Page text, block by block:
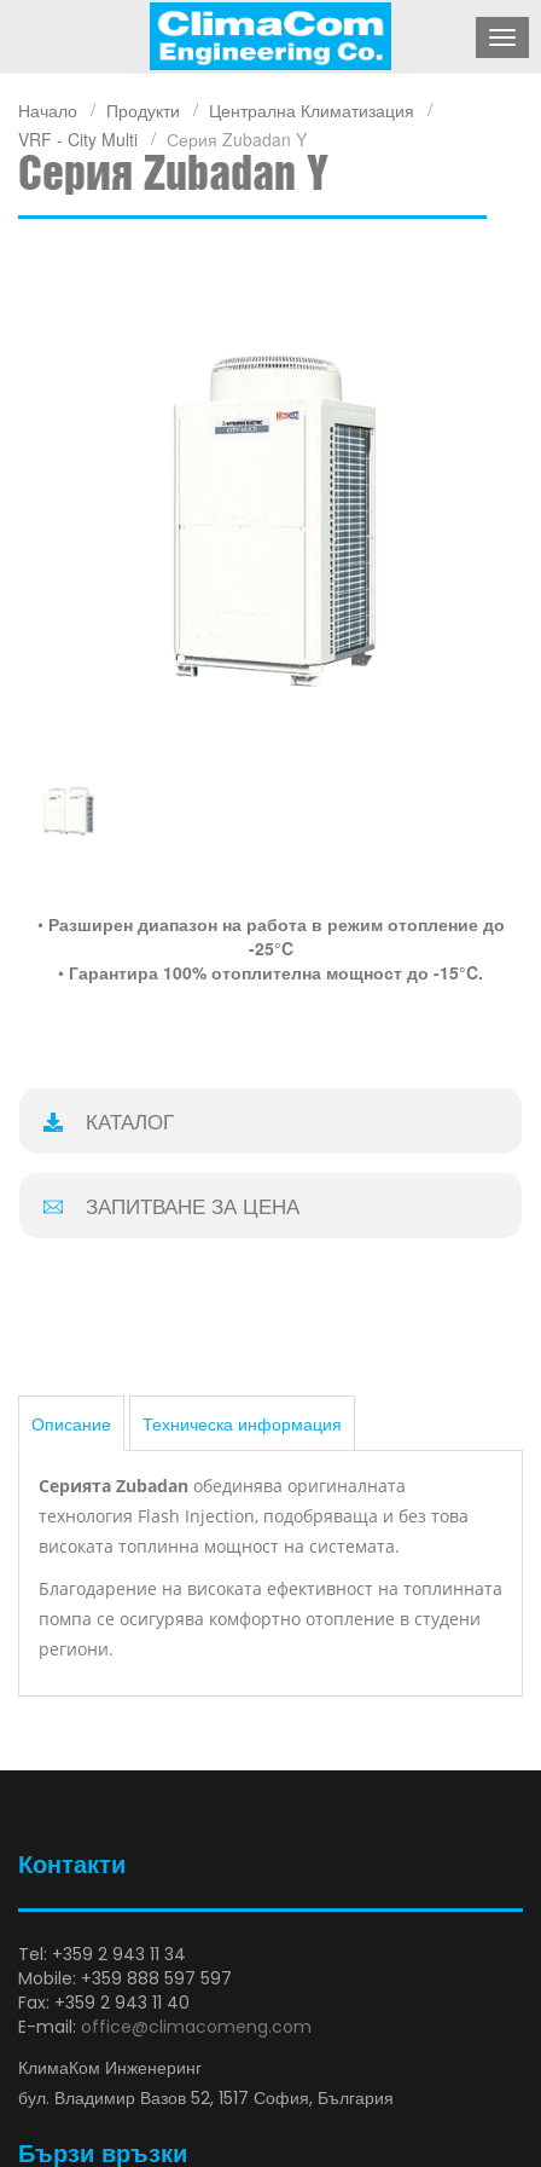
Начало Продукти
Централна Климатизация
VRF - City Multi
Серия Zubadan Y
Серия Zubadan Y
• Разширен диапазон на работа в режим отопление до
-25°C
• Гарантира 100% отоплителна мощност до -15°C.
КАТАЛОГ
ЗАПИТВАНЕ ЗА ЦЕНА
Описание Техническа информация
Серията Zubadan обединява оригиналната
технология Flash Injection, подобряваща и без това
високата топлинна мощност на системата.
Благодарение на високата ефективност на топлинната
помпа се осигурява комфортно отопление в студени
региони.
Контакти
Tel: +359 2 943 11 34
Mobile: +359 888 597 597
Fax: +359 2 943 11 40
E-mail: office@climacomeng.com
КлимаКом Инженеринг
бул. Владимир Вазов 52, 1517 София, България
Бързи връзки